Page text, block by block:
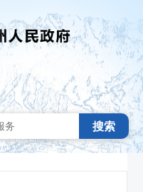
搜索